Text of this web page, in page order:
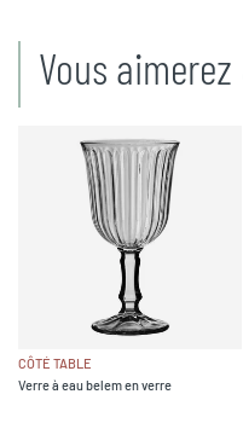
Vous aimerez
CÔTÉ TABLE
Verre à eau belem en verre